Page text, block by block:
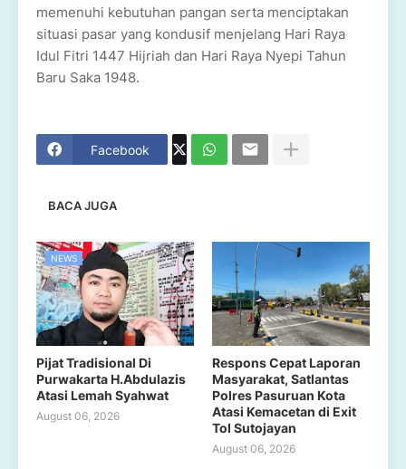
memenuhi kebutuhan pangan serta menciptakan
situasi pasar yang kondusif menjelang Hari Raya
Idul Fitri 1447 Hijriah dan Hari Raya Nyepi Tahun
Baru Saka 1948.
Facebook
BACA JUGA
NEWS
Pijat Tradisional Di
Purwakarta H.Abdulazis
Atasi Lemah Syahwat
August 06, 2026
Respons Cepat Laporan
Masyarakat, Satlantas
Polres Pasuruan Kota
Atasi Kemacetan di Exit
Tol Sutojayan
August 06, 2026